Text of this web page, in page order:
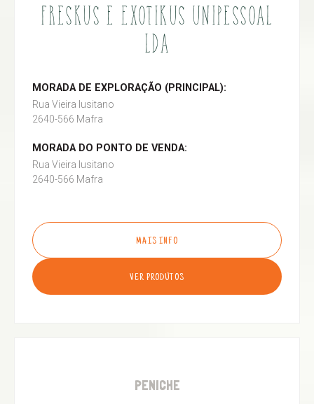
FRESKUS E EXOTIKUS UNIPESSOAL
LDA
MORADA DE EXPLORAÇÃO (PRINCIPAL):
Rua Vieira lusitano
2640-566 Mafra
MORADA DO PONTO DE VENDA:
Rua Vieira lusitano
2640-566 Mafra
MAIS INFO
VER PRODUTOS
PENICHE